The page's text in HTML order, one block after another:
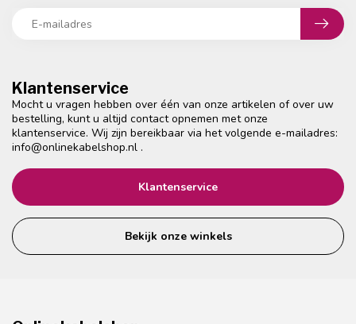
Klantenservice
Mocht u vragen hebben over één van onze artikelen of over uw
bestelling, kunt u altijd contact opnemen met onze
klantenservice. Wij zijn bereikbaar via het volgende e-mailadres:
info@onlinekabelshop.nl .
Klantenservice
Bekijk onze winkels